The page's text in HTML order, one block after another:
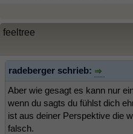
feeltree
radeberger schrieb:
Aber wie gesagt es kann nur
wenn du sagts du fühlst dich
ist aus deiner Perspektive die
falsch.